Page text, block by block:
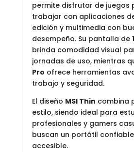
permite disfrutar de juegos
trabajar con aplicaciones
edición y multimedia con
desempeño. Su pantalla de
brinda comodidad visual
jornadas de uso, mientras
Pro ofrece herramientas
trabajo y seguridad.
El diseño MSI Thin combina
estilo, siendo ideal para
profesionales y gamers
buscan un portátil
accesible.